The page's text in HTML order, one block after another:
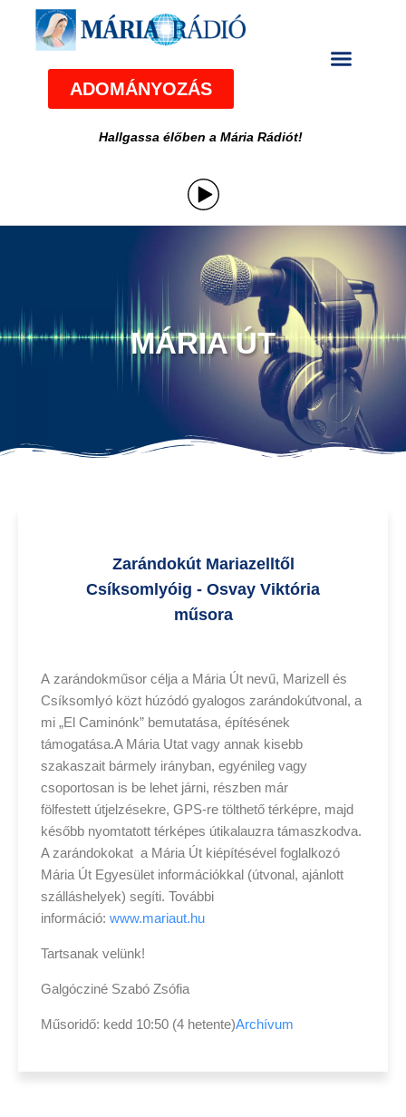
ADOMÁNYOZÁS
Hallgassa élőben a Mária Rádiót!
MÁRIA ÚT
Zarándokút Mariazelltől
Csíksomlyóig - Osvay Viktória
műsora
A zarándokműsor célja a Mária Út nevű, Marizell és
Csíksomlyó közt húzódó gyalogos zarándokútvonal, a
mi „El Caminónk” bemutatása, építésének
támogatása.A Mária Utat vagy annak kisebb
szakaszait bármely irányban, egyénileg vagy
csoportosan is be lehet járni, részben már
fölfestett útjelzésekre, GPS-re tölthető térképre, majd
később nyomtatott térképes útikalauzra támaszkodva.
A zarándokokat a Mária Út kiépítésével foglalkozó
Mária Út Egyesület információkkal (útvonal, ajánlott
szálláshelyek) segíti. További
információ: www.mariaut.hu
Tartsanak velünk!
Galgócziné Szabó Zsófia
Műsoridő: kedd 10:50 (4 hetente)Archívum